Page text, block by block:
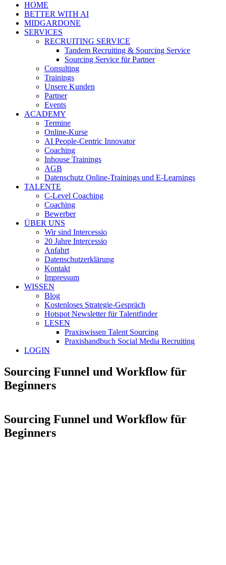
HOME
BETTER WITH AI
MIDGARDONE
SERVICES
RECRUITING SERVICE
Tandem Recruiting & Sourcing Service
Sourcing Service für Partner
Consulting
Trainings
Unsere Kunden
Partner
Events
ACADEMY
Termine
Online-Kurse
AI People-Centric Innovator
Coaching
Inhouse Trainings
AGB
Datenschutz Online-Trainings und E-Learnings
TALENTE
C-Level Coaching
Coaching
Bewerber
ÜBER UNS
Wir sind Intercessio
20 Jahre Intercessio
Anfahrt
Datenschutzerklärung
Kontakt
Impressum
WISSEN
Blog
Kostenloses Strategie-Gespräch
Hotspot Newsletter für Talentfinder
LESEN
Praxiswissen Talent Sourcing
Praxishandbuch Social Media Recruiting
LOGIN
Sourcing Funnel und Workflow für
Beginners
Sourcing Funnel und Workflow für
Beginners